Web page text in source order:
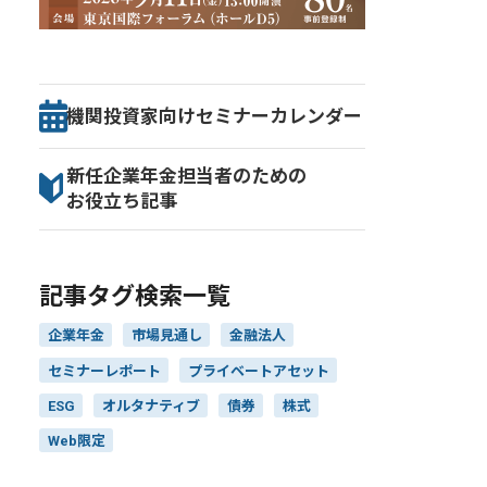
機関投資家向けセミナー カレンダー
新任企業年金担当者のための
お役立ち記事
記事タグ検索一覧
企業年金 市場見通し 金融法人
セミナーレポート プライベートアセット
ESG オルタナティブ 債券 株式
Web限定